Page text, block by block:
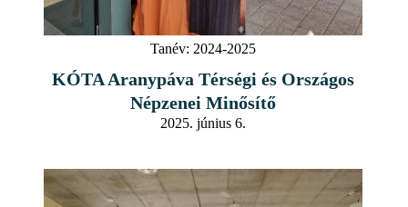
Tanév: 2024-2025
KÓTA Aranypáva Térségi és Országos
Népzenei Minősítő
2025. június 6.